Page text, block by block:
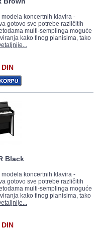
koncertnih klavira -
gotovo sve potrebe različitih
multi-semplinga moguće
kako finog pianisima, tako
Black
koncertnih klavira -
gotovo sve potrebe različitih
multi-semplinga moguće
kako finog pianisima, tako